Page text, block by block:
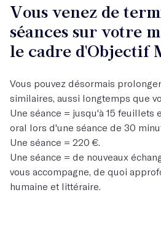
Vous venez de
séances sur votre
le cadre d'Objectif
Vous pouvez désormais
similaires, aussi longtemps que
Une séance = jusqu'à 15 feuillets
oral lors d'une séance de 30
Une séance = 220 €.
Une séance = de nouveaux
vous accompagne, de quoi
humaine et littéraire.